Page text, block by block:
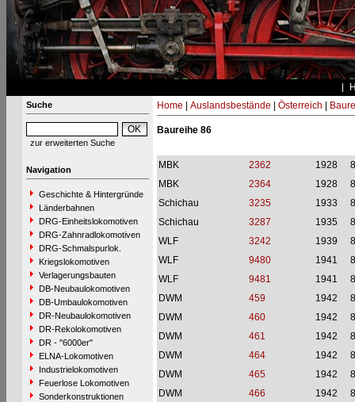
Suche
zur erweiterten Suche
Navigation
Geschichte & Hintergründe
Länderbahnen
DRG-Einheitslokomotiven
DRG-Zahnradlokomotiven
DRG-Schmalspurlok.
Kriegslokomotiven
Verlagerungsbauten
DB-Neubaulokomotiven
DB-Umbaulokomotiven
DR-Neubaulokomotiven
DR-Rekolokomotiven
DR - "6000er"
ELNA-Lokomotiven
Industrielokomotiven
Feuerlose Lokomotiven
Sonderkonstruktionen
Home Auslandsbestände Österreich
Baureihe 86
MBK 2362 1928
MBK
2364 1928
Schichau
3235 1933
Schichau
3287 1935
WLF
3242 1939
WLF
9480 1941
WLF
9481 1941
DWM
459 1942
DWM
460 1942
DWM
461 1942
DWM
464 1942
DWM
465 1942
DWM
466 1942